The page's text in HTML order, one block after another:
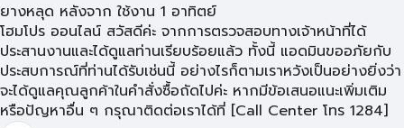
ยางหลุด หลังจาก ใช้งาน 1 อาทิตย์
โฮมโปร ออนไลน์ สวัสดีค่ะ จากการตรวจสอบทางเจ้าหน้าที่ได้
ประสานงานและได้ดูแลท่านเรียบร้อยแล้ว ทั้งนี้ แอดมินขออภัยกับ
ประสบการณ์ที่ท่านได้รับเช่นนี้ อย่างไรก็ตามเราหวังเป็นอย่างยิ่งว่า
จะได้ดูแลคุณลูกค้าในคำสั่งซื้อถัดไปค่ะ หากมีข้อเสนอแนะเพิ่มเติม
หรือปัญหาอื่น ๆ กรุณาติดต่อเราได้ที่ [Call Center โทร 1284]